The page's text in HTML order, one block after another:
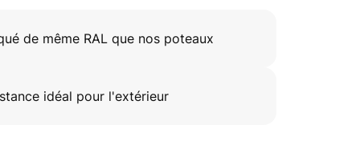
de même RAL que nos poteaux
idéal pour l'extérieur